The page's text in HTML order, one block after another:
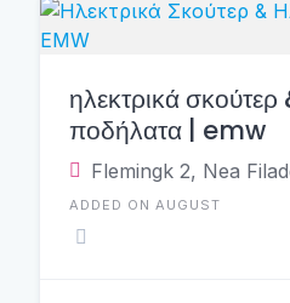
ηλεκτρικά σκούτερ
ποδήλατα | emw
Flemingk 2, Nea
ADDED ON AUGUST